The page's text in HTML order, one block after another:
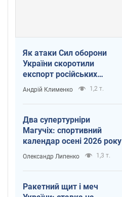
Як атаки Сил оборони
України скоротили
експорт російських
нафтопродуктів
Андрій Клименко 1,2 т.
Два супертурніри
Магучіх: спортивний
календар осені 2026 року
Олександр Липенко 1,3 т.
Ракетний щит і меч